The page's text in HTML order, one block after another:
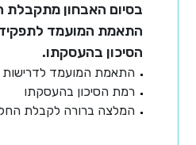
בסיום האבחון מתקבלת
התאמת המועמד לתפקיד
הסיכון בהעסקתו.
התאמת המועמד לדרישות
רמת הסיכון בהעסקתו
המלצה ברורה לקבלת